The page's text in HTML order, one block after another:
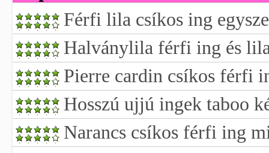
Férfi lila csíkos ing
Halványlila férfi ing és
Pierre cardin csíkos férfi
Hosszú ujjú ingek taboo
Narancs csíkos férfi ing